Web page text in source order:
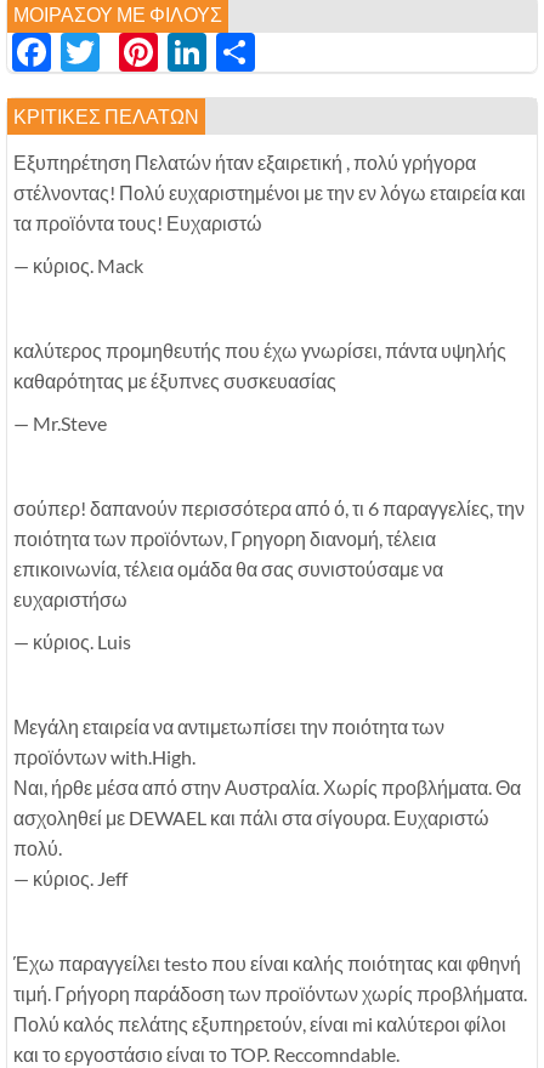
ΜΟΙΡΆΣΟΥ ΜΕ ΦΊΛΟΥΣ
Facebook
Twitter
Pinterest
LinkedIn
享
ΚΡΙΤΙΚΈΣ ΠΕΛΑΤΏΝ
Εξυπηρέτηση Πελατών ήταν εξαιρετική , πολύ γρήγορα
στέλνοντας! Πολύ ευχαριστημένοι με την εν λόγω εταιρεία και
τα προϊόντα τους! Ευχαριστώ
— κύριος. Mack
καλύτερος προμηθευτής που έχω γνωρίσει, πάντα υψηλής
καθαρότητας με έξυπνες συσκευασίας
— Mr.Steve
σούπερ! δαπανούν περισσότερα από ό, τι 6 παραγγελίες, την
ποιότητα των προϊόντων, Γρηγορη διανομή, τέλεια
επικοινωνία, τέλεια ομάδα θα σας συνιστούσαμε να
ευχαριστήσω
— κύριος. Luis
Μεγάλη εταιρεία να αντιμετωπίσει την ποιότητα των
προϊόντων with.High.
Ναι, ήρθε μέσα από στην Αυστραλία. Χωρίς προβλήματα. Θα
ασχοληθεί με DEWAEL και πάλι στα σίγουρα. Ευχαριστώ
πολύ.
— κύριος. Jeff
Έχω παραγγείλει testo που είναι καλής ποιότητας και φθηνή
τιμή. Γρήγορη παράδοση των προϊόντων χωρίς προβλήματα.
Πολύ καλός πελάτης εξυπηρετούν, είναι mi καλύτεροι φίλοι
και το εργοστάσιο είναι το TOP. Reccomndable.